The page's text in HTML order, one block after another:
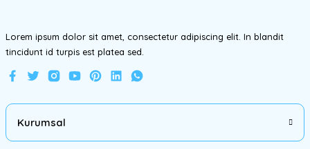
Lorem ipsum dolor sit amet, consectetur adipiscing elit. In blandit
tincidunt id turpis est platea sed.
Kurumsal